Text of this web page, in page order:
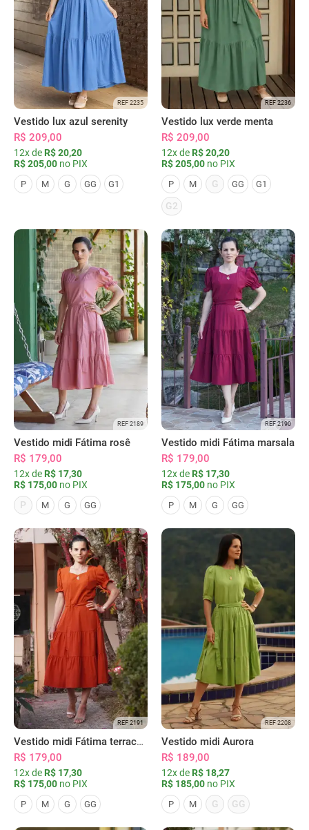
REF 2235
Vestido lux azul serenity
R$ 209,00
12x de R$ 20,20
R$ 205,00 no PIX
P M G GG G1
REF 2236
Vestido lux verde menta
R$ 209,00
12x de R$ 20,20
R$ 205,00 no PIX
P M G GG G1
G2
REF 2189
Vestido midi Fátima rosê
R$ 179,00
12x de R$ 17,30
R$ 175,00 no PIX
P
M G GG
REF 2190
Vestido midi Fátima marsala
R$ 179,00
12x de R$ 17,30
R$ 175,00 no PIX
P M G GG
REF 2191
Vestido midi Fátima terracota
R$ 179,00
12x de R$ 17,30
R$ 175,00 no PIX
P M G GG
REF 2208
Vestido midi Aurora
R$ 189,00
12x de R$ 18,27
R$ 185,00 no PIX
P M G GG